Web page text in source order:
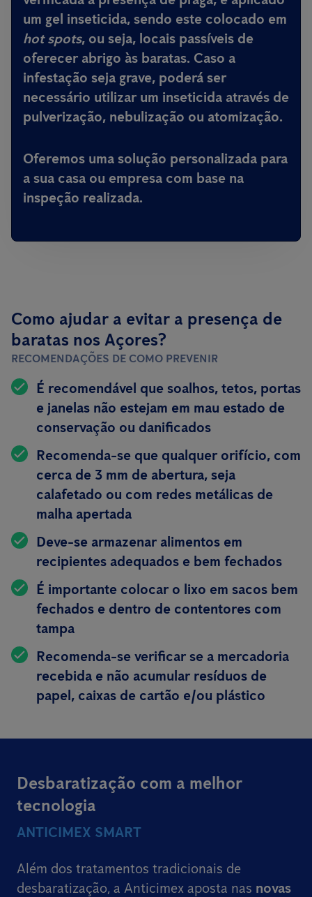
um gel inseticida, sendo este colocado em
hot spots, ou seja, locais passíveis de
oferecer abrigo às baratas. Caso a
infestação seja grave, poderá ser
necessário utilizar um inseticida através de
pulverização, nebulização ou atomização.
Oferemos uma solução personalizada para
a sua casa ou empresa com base na
inspeção realizada.
Como ajudar a evitar a presença de
baratas nos Açores?
RECOMENDAÇÕES DE COMO PREVENIR
É recomendável que soalhos, tetos, portas
e janelas não estejam em mau estado de
conservação ou danificados
Recomenda-se que qualquer orifício, com
cerca de 3 mm de abertura, seja
calafetado ou com redes metálicas de
malha apertada
Deve-se armazenar alimentos em
recipientes adequados e bem fechados
É importante colocar o lixo em sacos bem
fechados e dentro de contentores com
tampa
Recomenda-se verificar se a mercadoria
recebida e não acumular resíduos de
papel, caixas de cartão e/ou plástico
Desbaratização com a melhor
tecnologia
ANTICIMEX SMART
Além dos tratamentos tradicionais de
desbaratização, a Anticimex aposta nas novas